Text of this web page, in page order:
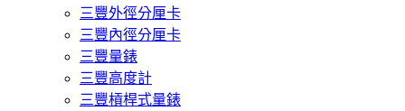
三豐外徑分厘卡
三豐內徑分厘卡
三豐量錶
三豐高度計
三豐槓桿式量錶